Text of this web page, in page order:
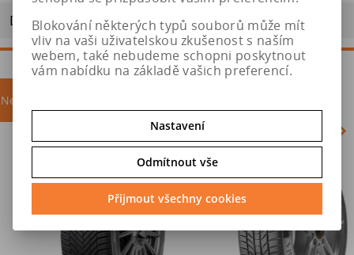
Doporučit výrobek
Nejprodávanější
Akce
Blokování některých typů souborů může mít
vliv na vaši uživatelskou zkušenost s naším
webem, také nebudeme schopni poskytnout
vám nabídku na základě vašich preferencí.
Nastavení
Odmítnout vše
Přijmout všechny cookies